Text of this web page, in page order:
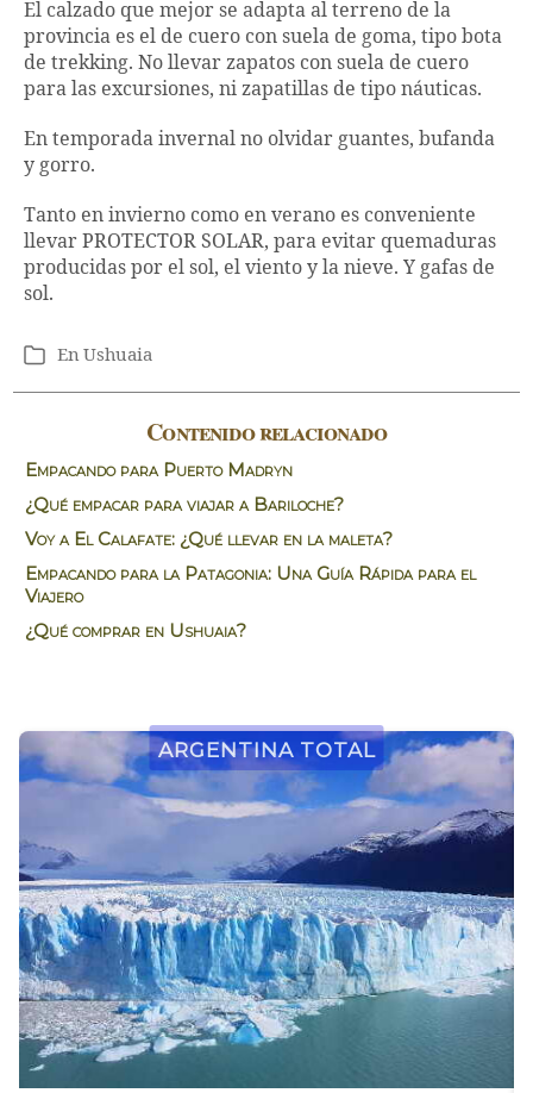
El calzado que mejor se adapta al terreno de la
provincia es el de cuero con suela de goma, tipo bota
de trekking. No llevar zapatos con suela de cuero
para las excursiones, ni zapatillas de tipo náuticas.
En temporada invernal no olvidar guantes, bufanda
y gorro.
Tanto en invierno como en verano es conveniente
llevar PROTECTOR SOLAR, para evitar quemaduras
producidas por el sol, el viento y la nieve. Y gafas de
sol.
Categorías
EnUshuaia
Contenido relacionado
Empacando para Puerto Madryn
¿Qué empacar para viajar a Bariloche?
Voy a El Calafate: ¿Qué llevar en la maleta?
Empacando para la Patagonia: Una Guía Rápida para el
Viajero
¿Qué comprar en Ushuaia?
Argentina Total